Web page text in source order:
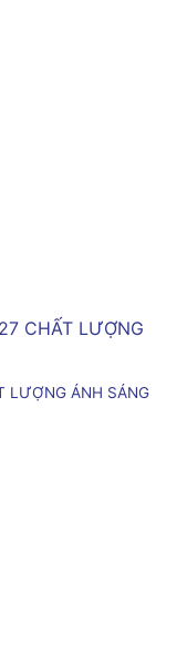
LƯỢNG ÁNH SÁNG